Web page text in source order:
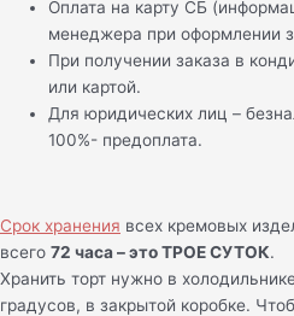
Оплата на карту СБ
менеджера при оформлении
При получении заказа в
или картой.
Для юридических лиц –
100%- предоплата.
Срок хранения всех кремовых
всего 72 часа – это ТРОЕ СУТОК.
Хранить торт нужно в
градусов, в закрытой коробке.